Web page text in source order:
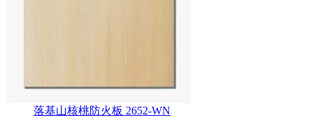
落基山核桃防火板 2652-WN